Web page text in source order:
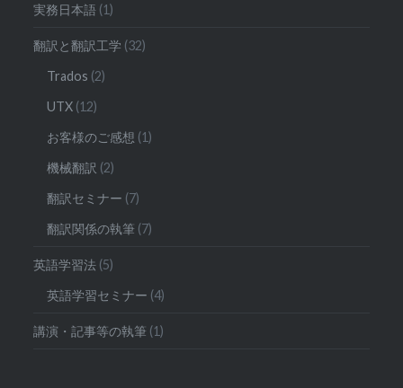
実務日本語 (1)
翻訳と翻訳工学 (32)
Trados (2)
UTX (12)
お客様のご感想 (1)
機械翻訳 (2)
翻訳セミナー (7)
翻訳関係の執筆 (7)
英語学習法 (5)
英語学習セミナー (4)
講演・記事等の執筆 (1)